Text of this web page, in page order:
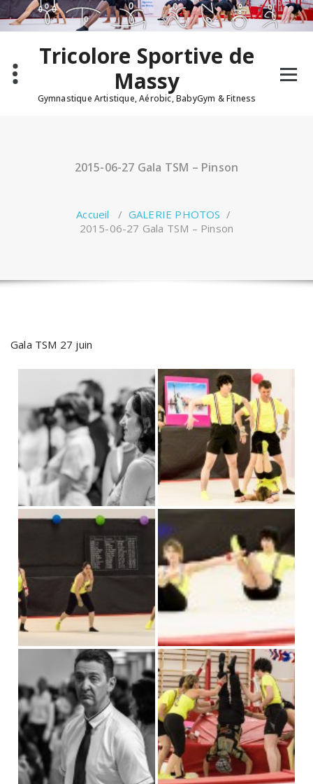
Aller
au
contenu
Tricolore Sportive de
Massy
Gymnastique Artistique, Aérobic, BabyGym & Fitness
2015-06-27 Gala TSM – Pinson
Accueil / GALERIE PHOTOS /
2015-06-27 Gala TSM – Pinson
Gala TSM 27 juin